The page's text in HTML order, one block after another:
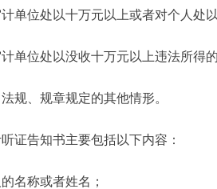
位处以十万元以上或者对个人处
位处以没收十万元以上违法所得
、规章规定的其他情形。
告知书主要包括以下内容：
称或者姓名；